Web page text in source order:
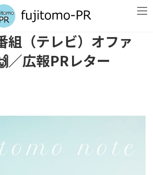
組（テレビ）オファ
／広報PRレター